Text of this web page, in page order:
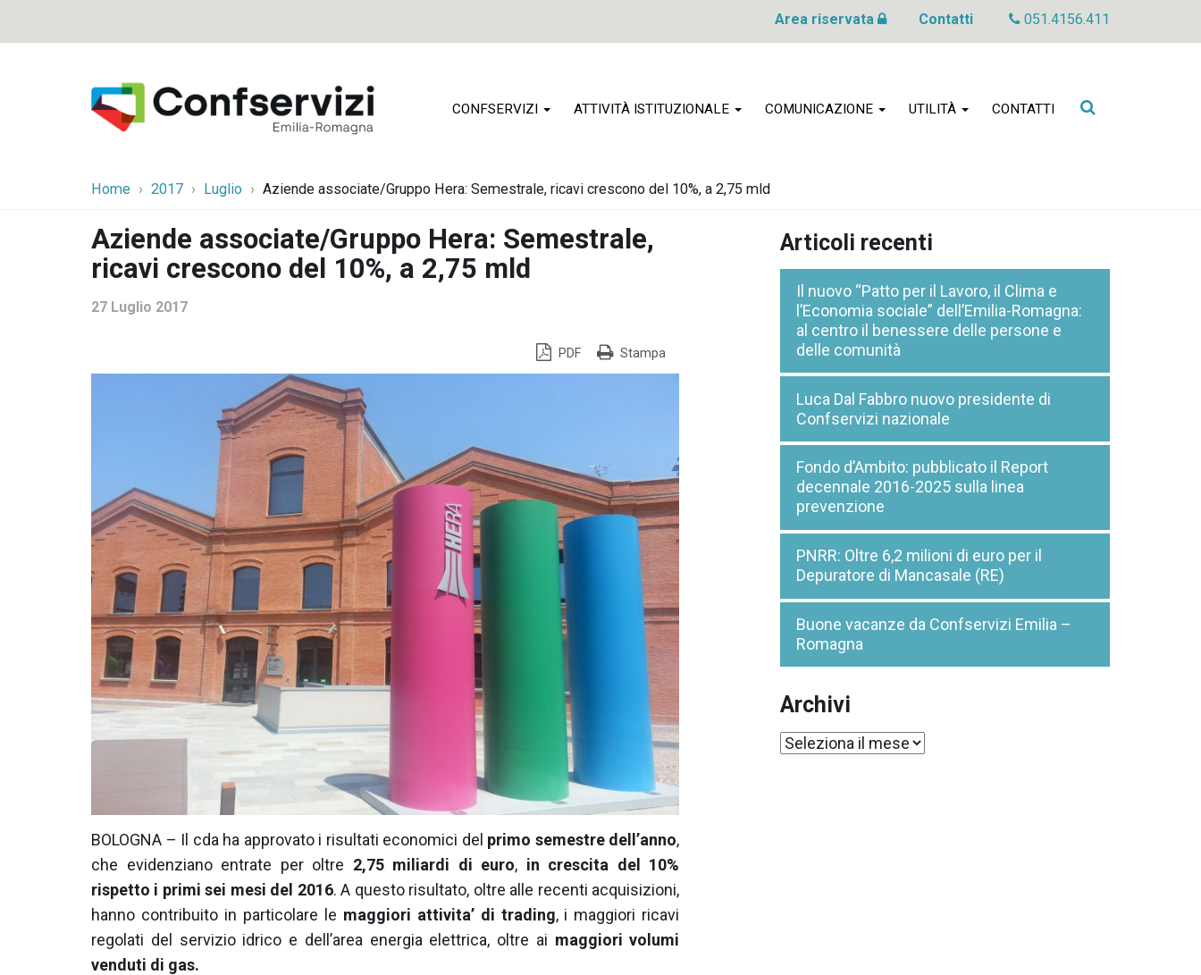
Area riservata Contatti 051.4156.411
CONFSERVIZI ATTIVITÀ ISTITUZIONALE COMUNICAZIONE UTILITÀ CONTATTI
Cerca
Home 2017 Luglio Aziende associate/Gruppo Hera: Semestrale, ricavi crescono del 10%, a 2,75 mld
Aziende associate/Gruppo Hera: Semestrale,
ricavi crescono del 10%, a 2,75 mld
27 Luglio 2017
PDF Stampa
BOLOGNA – Il cda ha approvato i risultati economici del primo semestre dell’anno,
che evidenziano entrate per oltre 2,75 miliardi di euro, in crescita del 10%
rispetto i primi sei mesi del 2016. A questo risultato, oltre alle recenti acquisizioni,
hanno contribuito in particolare le maggiori attivita’ di trading, i maggiori ricavi
regolati del servizio idrico e dell’area energia elettrica, oltre ai maggiori volumi
venduti di gas.
Articoli recenti
Il nuovo “Patto per il Lavoro, il Clima e
l’Economia sociale” dell’Emilia-Romagna:
al centro il benessere delle persone e
delle comunità
Luca Dal Fabbro nuovo presidente di
Confservizi nazionale
Fondo d’Ambito: pubblicato il Report
decennale 2016-2025 sulla linea
prevenzione
PNRR: Oltre 6,2 milioni di euro per il
Depuratore di Mancasale (RE)
Buone vacanze da Confservizi Emilia –
Romagna
Archivi
Archivi